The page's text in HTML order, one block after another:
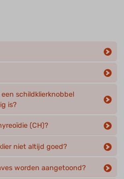
schildklierknobbel
is?
(CH)?
niet altijd goed?
worden aangetoond?